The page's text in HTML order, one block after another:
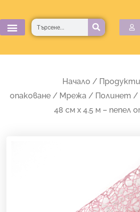
to
content
Търсене
Начало / Продукти
опаковане / Мрежа / Полинет /
48 см х 4.5 м – пепел